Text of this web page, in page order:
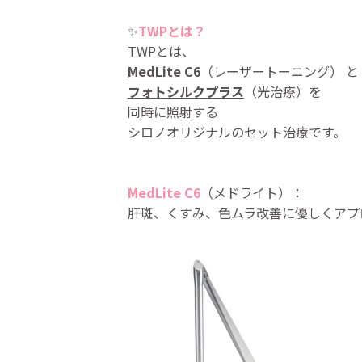
✨TWPとは？
TWPとは、
MedLite C6 （レーザートーニング） と
フォトシルクプラス （光治療）を
同時に照射する
シロノオリジナルのセット治療です。
MedLite C6 （メドライト）：
肝斑、くすみ、色ムラ改善に優しくアプ